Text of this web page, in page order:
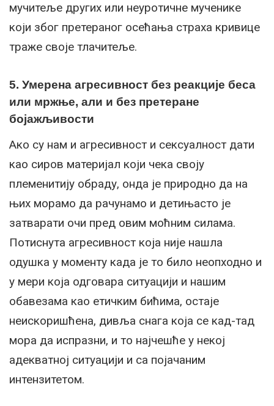
мучитеље других или неуротичне мученике
који због претераног осећања страха кривице
траже своје тлачитеље.
5. Умерена агресивност без реакције беса
или мржње, али и без претеране
бојажљивости
Ако су нам и агресивност и сексуалност дати
као сиров материјал који чека своју
племенитију обраду, онда је природно да на
њих морамо да рачунамо и детињасто је
затварати очи пред овим моћним силама.
Потиснута агресивност која није нашла
одушка у моменту када је то било неопходно и
у мери која одговара ситуацији и нашим
обавезама као етичким бићима, остаје
неискоришћена, дивља снага која се кад-тад
мора да испразни, и то најчешће у некој
адекватној ситуацији и са појачаним
интензитетом.